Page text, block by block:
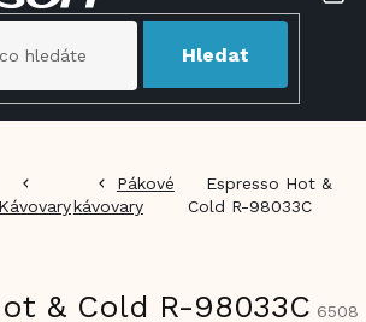
Hledat
Kávovary
Pákové
kávovary
Espresso Hot &
Cold R-98033C
& Cold R-98033C 6508